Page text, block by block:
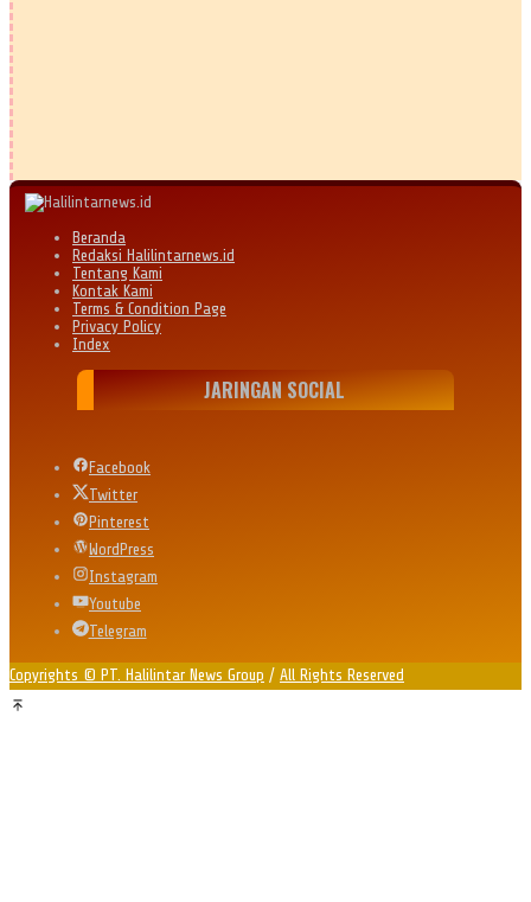
Beranda
Redaksi Halilintarnews.id
Tentang Kami
Kontak Kami
Terms & Condition Page
Privacy Policy
Index
JARINGAN SOCIAL
Facebook
Twitter
Pinterest
WordPress
Instagram
Youtube
Telegram
Copyrights © PT. Halilintar News Group / All Rights Reserved